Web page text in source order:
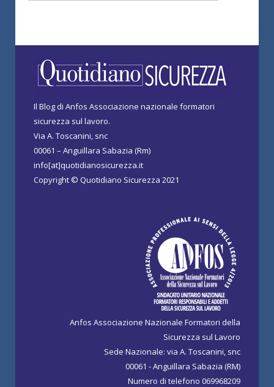
Il Blog di Anfos Associazione nazionale formatori
sicurezza sul lavoro.
Via A. Toscanini, snc
00061 – Anguillara Sabazia (Rm)
info[at]quotidianosicurezza.it
Copyright © Quotidiano Sicurezza 2021
Anfos Associazione Nazionale Formatori della
Sicurezza sul Lavoro
Sede Nazionale: via A. Toscanini, snc
00061 - Anguillara Sabazia (RM)
Numero di telefono 069968209